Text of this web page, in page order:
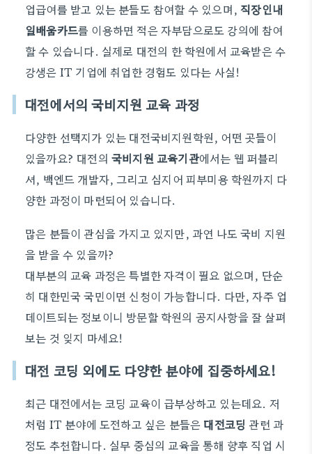
업급여를 받고 있는 분들도 참여할 수 있으며, 직장인내
일배움카드를 이용하면 적은 자부담으로도 강의에 참여
할 수 있습니다. 실제로 대전의 한 학원에서 교육받은 수
강생은 IT 기업에 취업한 경험도 있다는 사실!
대전에서의 국비지원 교육 과정
다양한 선택지가 있는 대전국비지원학원, 어떤 곳들이
있을까요? 대전의 국비지원 교육기관에서는 웹 퍼블리
셔, 백엔드 개발자, 그리고 심지어 피부미용 학원까지 다
양한 과정이 마련되어 있습니다.
많은 분들이 관심을 가지고 있지만, 과연 나도 국비 지원
을 받을 수 있을까?
대부분의 교육 과정은 특별한 자격이 필요 없으며, 단순
히 대한민국 국민이면 신청이 가능합니다. 다만, 자주 업
데이트되는 정보이니 방문할 학원의 공지사항을 잘 살펴
보는 것 잊지 마세요!
대전 코딩 외에도 다양한 분야에 집중하세요!
최근 대전에서는 코딩 교육이 급부상하고 있는데요. 저
처럼 IT 분야에 도전하고 싶은 분들은 대전코딩 관련 과
정도 추천합니다. 실무 중심의 교육을 통해 향후 직업 시